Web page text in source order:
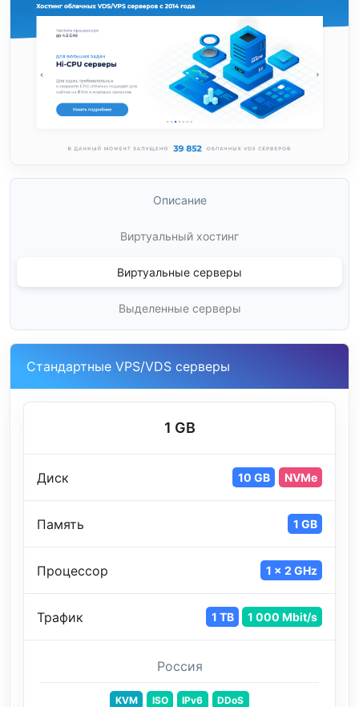
Описание
Виртуальный хостинг
Виртуальные серверы
Выделенные серверы
Cтандартные VPS/VDS серверы
1 GB
Диск 10 GB NVMe
Память 1 GB
Процессор 1 x 2 GHz
Трафик 1 TB 1 000 Mbit/s
Россия
KVM ISO IPv6 DDoS